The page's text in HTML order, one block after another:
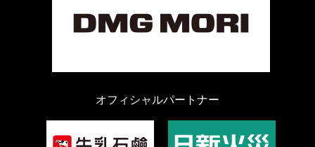
オフィシャルパートナー